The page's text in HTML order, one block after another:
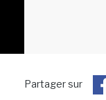
Partager sur